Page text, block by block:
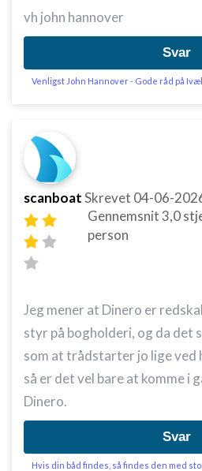
vh john hannover
Svar
Venligst John Hannover - Gode råd på
scanboatSkrevet 04-06-
Gennemsnit3,0
person
Jeg mener at Dinero er
styr på bogholderi, og da det
som at trådstarter jo lige ved
så er det vel bare at komme i
Dinero.
Svar
Hvis din båd findes, så findes den med